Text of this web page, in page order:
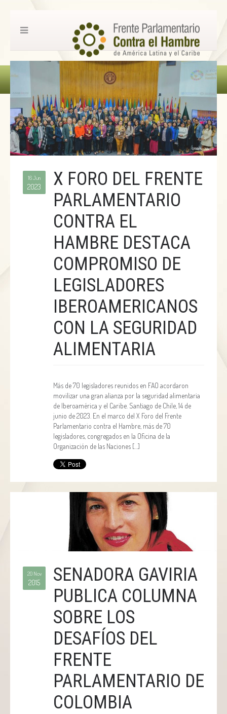
16 Jun
2023
X FORO DEL FRENTE
PARLAMENTARIO
CONTRA EL
HAMBRE DESTACA
COMPROMISO DE
LEGISLADORES
IBEROAMERICANOS
CON LA SEGURIDAD
ALIMENTARIA
Más de 70 legisladores reunidos en FAO acordaron
movilizar una gran alianza por la seguridad alimentaria
de Iberoamérica y el Caribe. Santiago de Chile, 14 de
junio de 2023. En el marco del X Foro del Frente
Parlamentario contra el Hambre, más de 70
legisladores, congregados en la Oficina de la
Organización de las Naciones […]
20 Nov
2015
SENADORA GAVIRIA
PUBLICA COLUMNA
SOBRE LOS
DESAFÍOS DEL
FRENTE
PARLAMENTARIO DE
COLOMBIA